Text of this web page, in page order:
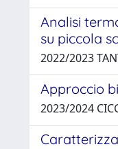
Analisi
su piccola
2022/2023
Approccio
2023/2024